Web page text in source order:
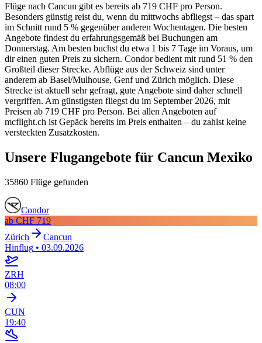
Flüge nach Cancun gibt es bereits ab 719 CHF pro Person.
Besonders günstig reist du, wenn du mittwochs abfliegst – das spart
im Schnitt rund 5 % gegenüber anderen Wochentagen. Die besten
Angebote findest du erfahrungsgemäß bei Buchungen am
Donnerstag. Am besten buchst du etwa 1 bis 7 Tage im Voraus, um
dir einen guten Preis zu sichern. Condor bedient mit rund 51 % den
Großteil dieser Strecke. Abflüge aus der Schweiz sind unter
anderem ab Basel/Mulhouse, Genf und Zürich möglich. Diese
Strecke ist aktuell sehr gefragt, gute Angebote sind daher schnell
vergriffen. Am günstigsten fliegst du im September 2026, mit
Preisen ab 719 CHF pro Person. Bei allen Angeboten auf
mcflight.ch ist Gepäck bereits im Preis enthalten – du zahlst keine
versteckten Zusatzkosten.
Unsere Flugangebote für Cancun Mexiko
35860 Flüge gefunden
Condor
ab CHF 719
Zürich
Cancun
Hinflug • 03.09.2026
ZRH
08:00
CUN
19:40